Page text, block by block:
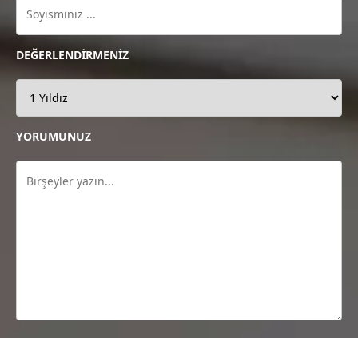
DEĞERLENDİRMENİZ
YORUMUNUZ